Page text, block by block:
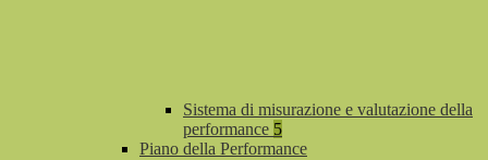
Sistema di misurazione e valutazione della
performance 5
Piano della Performance